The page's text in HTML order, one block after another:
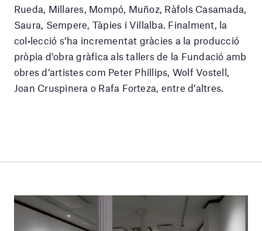
Rueda, Millares, Mompó, Muñoz, Ràfols Casamada,
Saura, Sempere, Tàpies i Villalba. Finalment, la
col•lecció s’ha incrementat gràcies a la producció
pròpia d’obra gràfica als tallers de la Fundació amb
obres d’artistes com Peter Phillips, Wolf Vostell,
Joan Cruspinera o Rafa Forteza, entre d’altres.